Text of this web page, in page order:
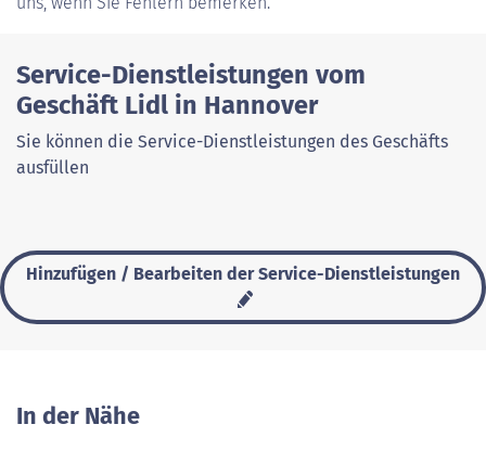
Service-Dienstleistungen vom
Geschäft Lidl in Hannover
Sie können die Service-Dienstleistungen des Geschäfts
ausfüllen
Hinzufügen / Bearbeiten der Service-Dienstleistungen
In der Nähe